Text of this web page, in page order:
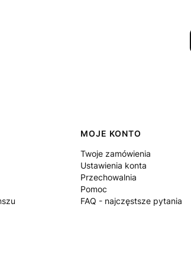
MOJE KONTO
Twoje zamówienia
Ustawienia konta
Przechowalnia
Pomoc
FAQ - najczęstsze pytania